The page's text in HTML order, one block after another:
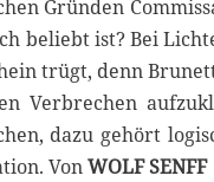
Gründen
beliebt ist? Bei
trügt, denn
Verbrechen
dazu gehört
VonWOLF SENFF